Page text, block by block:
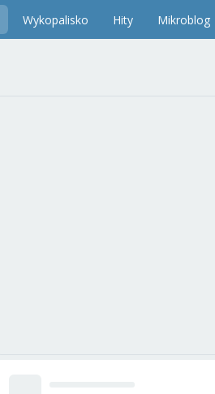
Wykopalisko Hity Mikroblog